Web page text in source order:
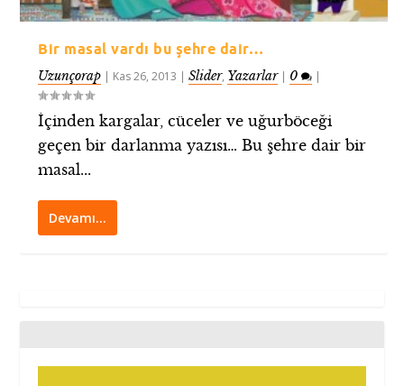
Bir masal vardı bu şehre dair…
Uzunçorap | Kas 26, 2013 |Slider, Yazarlar| 0 |
İçinden kargalar, cüceler ve uğurböceği
geçen bir darlanma yazısı… Bu şehre dair bir
masal...
Devamı…